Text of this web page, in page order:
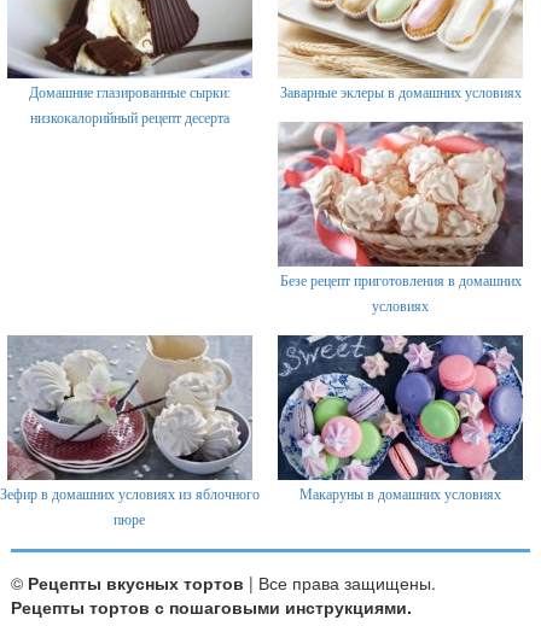
Домашние глазированные сырки:
низкокалорийный рецепт десерта
Заварные эклеры в домашних условиях
Безе рецепт приготовления в домашних
условиях
Зефир в домашних условиях из яблочного
пюре
Макаруны в домашних условиях
© Рецепты вкусных тортов | Все права защищены.
Рецепты тортов с пошаговыми инструкциями.